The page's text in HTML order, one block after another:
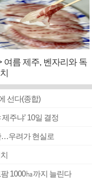
여름 제주, 벤자리와 독
선다(종합)
주냐’ 10일 결정
…우려가 현실로
1000㏊까지 늘린다